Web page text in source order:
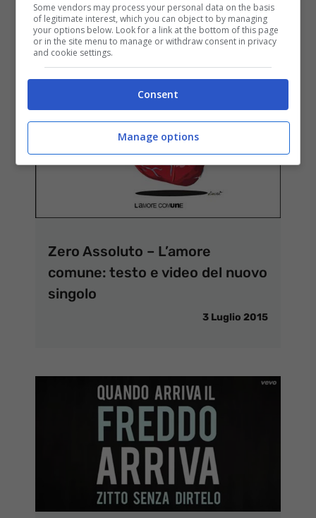
Zero Assoluto – L’amore
comune: testo e video del nuovo
singolo
3 Luglio 2015
Some vendors may process your personal data on the basis
of legitimate interest, which you can object to by managing
your options below. Look for a link at the bottom of this page
or in the site menu to manage or withdraw consent in privacy
and cookie settings.
Consent
Manage options